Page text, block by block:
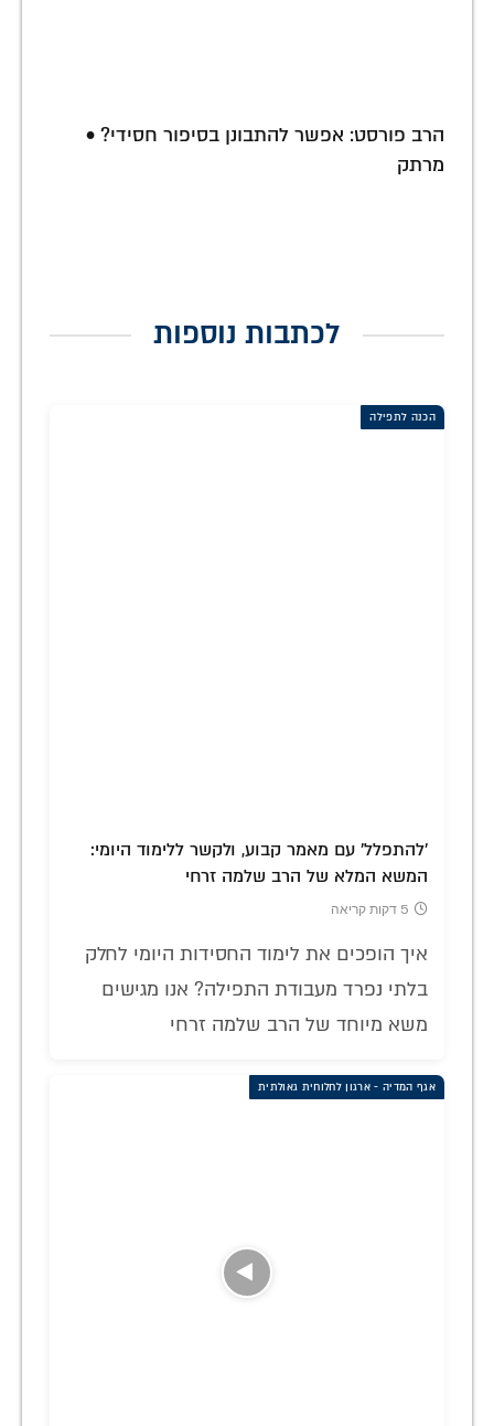
הרב פורסט: אפשר להתבונן בסיפור חסידי? •
מרתק
לכתבות נוספות
הכנה לתפילה
'להתפלל' עם מאמר קבוע, ולקשר ללימוד היומי:
המשא המלא של הרב שלמה זרחי
5 דקות קריאה
איך הופכים את לימוד החסידות היומי לחלק
בלתי נפרד מעבודת התפילה? אנו מגישים
משא מיוחד של הרב שלמה זרחי
אגף המדיה - ארגון לחלוחית גאולתית